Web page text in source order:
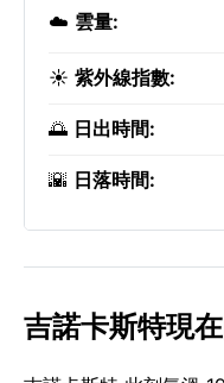
☁️ 雲量:
☀️ 紫外線指數:
🌅 日出時間:
🌇 日落時間:
吉諾卡斯特現